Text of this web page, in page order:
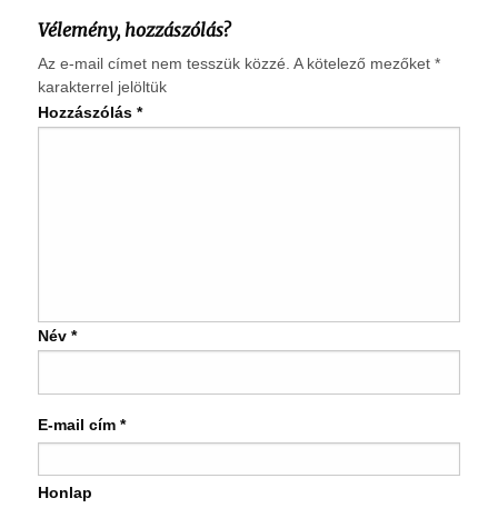
Vélemény, hozzászólás?
Az e-mail címet nem tesszük közzé. A kötelező mezőket *
karakterrel jelöltük
Hozzászólás *
Név *
E-mail cím *
Honlap